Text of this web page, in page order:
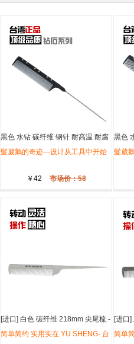
造型卷发滚梳系列 极品套餐
50元
NO:11361
216 元
黑色 水钻 碳纤维 钢针 耐高温 耐腐
蚀 22cm 挑梳 -发葳鹅-
髮葳鵝的奇迹---设计从工具中开始
￥42 市场价：58
黑色
22cm
髮葳
[进口] 白色 碳纤维 218mm 尖尾梳 -
YU SHENG- 台湾
简单简约 实用实在 YU SHENG- 台
[进口
YU
简单